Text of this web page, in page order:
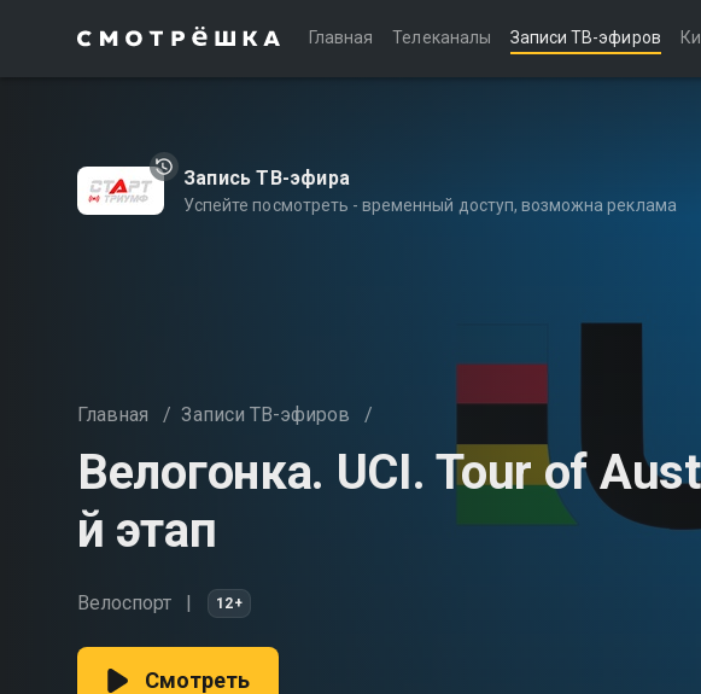
Главная Телеканалы Записи ТВ-эфиров
Запись ТВ-эфира
Успейте посмотреть - временный доступ, возможна реклама
Главная / Записи ТВ-эфиров /
Велогонка. UCI. Tour of
й этап
Велоспорт 12+
Смотреть